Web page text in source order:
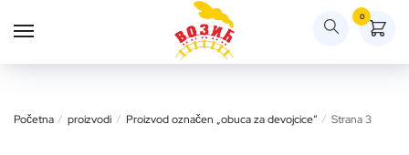
0
Početna / proizvodi / Proizvod označen „obuca za devojcice“ / Strana 3